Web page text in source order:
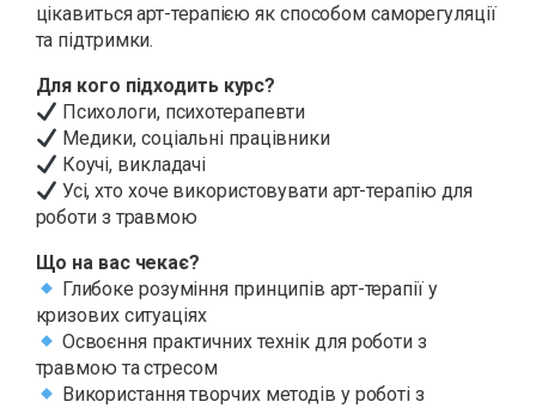
цікавиться арт-терапією як способом саморегуляції
та підтримки.
Для кого підходить курс?
Психологи, психотерапевти
Медики, соціальні працівники
Коучі, викладачі
Усі, хто хоче використовувати арт-терапію для
роботи з травмою
Що на вас чекає?
Глибоке розуміння принципів арт-терапії у
кризових ситуаціях
Освоєння практичних технік для роботи з
травмою та стресом
Використання творчих методів у роботі з